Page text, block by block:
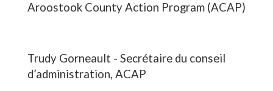
Aroostook County Action Program (ACAP)
Trudy Gorneault - Secrétaire du conseil
d’administration, ACAP